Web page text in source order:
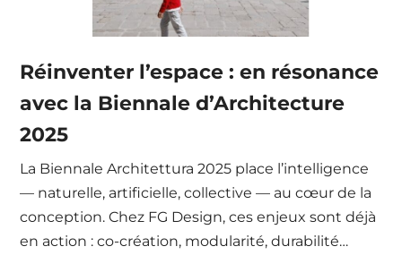
Réinventer l’espace : en résonance
avec la Biennale d’Architecture
2025
La Biennale Architettura 2025 place l’intelligence
— naturelle, artificielle, collective — au cœur de la
conception. Chez FG Design, ces enjeux sont déjà
en action : co-création, modularité, durabilité…